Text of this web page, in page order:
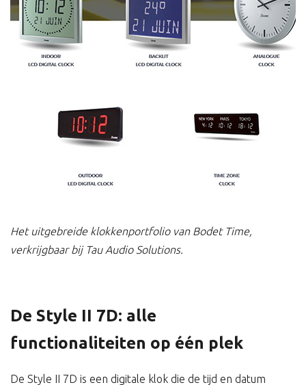
Het uitgebreide klokkenportfolio van Bodet Time,
verkrijgbaar bij Tau Audio Solutions.
De Style II 7D: alle
functionaliteiten op één plek
De Style II 7D is een digitale klok die de tijd en datum